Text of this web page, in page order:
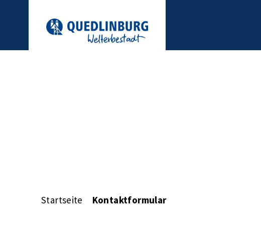
Startseite Kontaktformular